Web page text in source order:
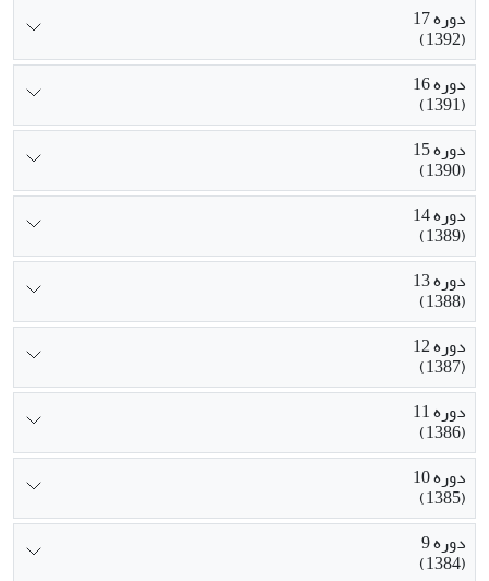
دوره 17
(1392)
دوره 16
(1391)
دوره 15
(1390)
دوره 14
(1389)
دوره 13
(1388)
دوره 12
(1387)
دوره 11
(1386)
دوره 10
(1385)
دوره 9
(1384)